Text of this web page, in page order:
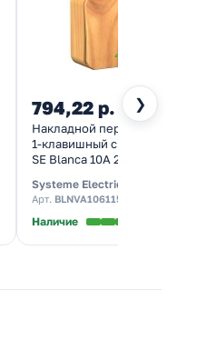
❯
794,22 р.
Накладной переключатель
1-клавишный с подсветкой
SE Blanca 10А 250В ясень
Systeme Electric
Арт. BLNVA106115
Наличие